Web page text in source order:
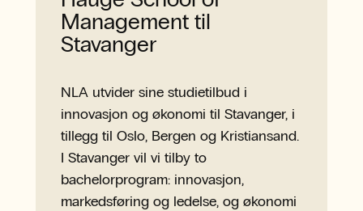
Management til
Stavanger
NLA utvider sine studietilbud i
innovasjon og økonomi til Stavanger, i
tillegg til Oslo, Bergen og Kristiansand.
I Stavanger vil vi tilby to
bachelorprogram: innovasjon,
markedsføring og ledelse, og økonomi